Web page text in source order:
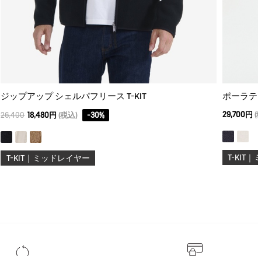
ジップアップ シェルパフリース T-KIT
26,400 18,480円 (税込) -30%
T-KIT｜ミッドレイヤー
ポーラ
29,700円
T-KIT｜